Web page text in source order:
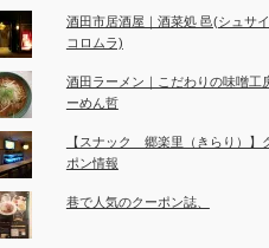
酒田市居酒屋｜酒菜処 邑(シュサ
コロムラ)
酒田ラーメン｜こだわりの味噌工
ーめん哲
【スナック 郷楽里（きらり）】
ポン情報
巷で人気のクーポン誌、